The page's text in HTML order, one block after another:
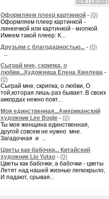
Оформляем плеер картинкой - (0)
Оформляем плеер картинкой -
линеечкой или картинкой - кнопкой.
Имеем такой плеер: К...
Друзьям с благодарностью... - (0)
...
Сыграй мне, скрипка, о
любви...Художница Елена Хмелева -
(0)
Сыграй мне, скрипка, о любви, О
той,которая лишь раз бывает. В своих
аккордах нежно повт...
Моя единственная...Американский
художник Lee Bogle - (0)
Ты моя женщина единственная,
другой совсем не нужно мне.
Загадочная и ...
Цветы как бабочки... Китайский
художник Liu Yutao - (0)
Цветы как бабочки, а бабочки - цветы
Летят над нашей жизнью легкокрыло,
И падают, срывая...